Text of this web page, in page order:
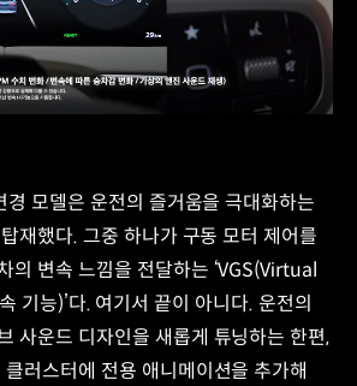
모델은 운전의 즐거움을 극대화하는
재했다. 그중 하나가 구동 모터 제어를
의 변속 느낌을 전달하는 ‘VGS(Virtual
기능)’다. 여기서 끝이 아니다. 운전의
사운드 디자인을 새롭게 튜닝하는 한편,
러스터에 전용 애니메이션을 추가해